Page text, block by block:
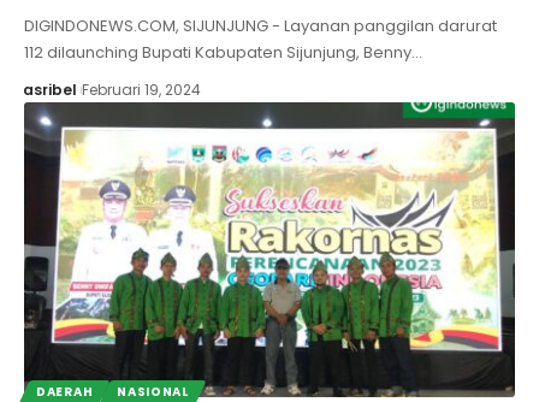
DIGINDONEWS.COM, SIJUNJUNG - Layanan panggilan darurat
112 dilaunching Bupati Kabupaten Sijunjung, Benny…
asribel Februari 19, 2024
DAERAH NASIONAL